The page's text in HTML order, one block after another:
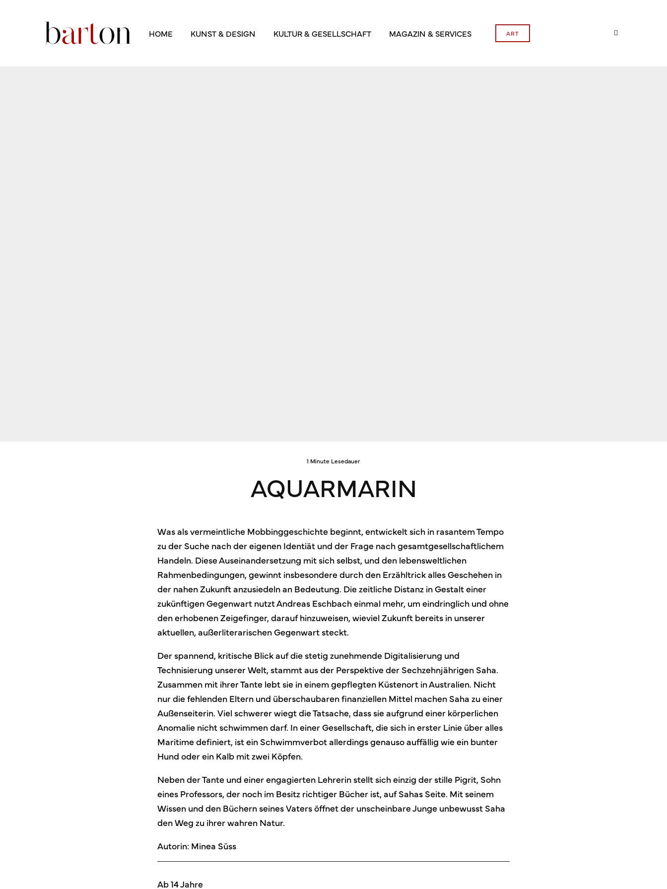
HOME KUNST & DESIGN KULTUR & GESELLSCHAFT MAGAZIN & SERVICES ART
1 Minute Lesedauer
AQUARMARIN
Was als vermeintliche Mobbinggeschichte beginnt, entwickelt sich in rasantem Tempo
zu der Suche nach der eigenen Identiät und der Frage nach gesamtgesellschaftlichem
Handeln. Diese Auseinandersetzung mit sich selbst, und den lebensweltlichen
Rahmenbedingungen, gewinnt insbesondere durch den Erzähltrick alles Geschehen in
der nahen Zukunft anzusiedeln an Bedeutung. Die zeitliche Distanz in Gestalt einer
zukünftigen Gegenwart nutzt Andreas Eschbach einmal mehr, um eindringlich und ohne
den erhobenen Zeigefinger, darauf hinzuweisen, wieviel Zukunft bereits in unserer
aktuellen, außerliterarischen Gegenwart steckt.
Der spannend, kritische Blick auf die stetig zunehmende Digitalisierung und
Technisierung unserer Welt, stammt aus der Perspektive der Sechzehnjährigen Saha.
Zusammen mit ihrer Tante lebt sie in einem gepflegten Küstenort in Australien. Nicht
nur die fehlenden Eltern und überschaubaren finanziellen Mittel machen Saha zu einer
Außenseiterin. Viel schwerer wiegt die Tatsache, dass sie aufgrund einer körperlichen
Anomalie nicht schwimmen darf. In einer Gesellschaft, die sich in erster Linie über alles
Maritime definiert, ist ein Schwimmverbot allerdings genauso auffällig wie ein bunter
Hund oder ein Kalb mit zwei Köpfen.
Neben der Tante und einer engagierten Lehrerin stellt sich einzig der stille Pigrit, Sohn
eines Professors, der noch im Besitz richtiger Bücher ist, auf Sahas Seite. Mit seinem
Wissen und den Büchern seines Vaters öffnet der unscheinbare Junge unbewusst Saha
den Weg zu ihrer wahren Natur.
Autorin: Minea Süss
Ab 14 Jahre